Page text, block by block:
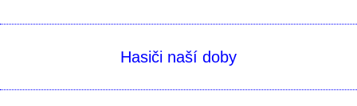
Hasiči naší doby